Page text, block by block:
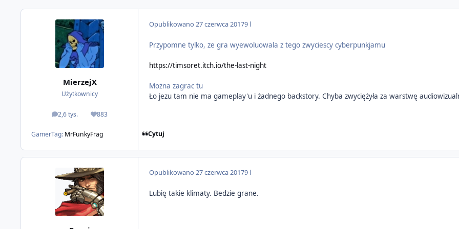
MierzejX
Użytkownicy
2,6 tys.
odpowiedzi883
Reputacja
GamerTag: MrFunkyFrag
Opublikowano27 czerwca 20179 l
Przypomne tylko, ze gra wyewoluowala z tego zwyciescy cyberpunkjamu
https://timsoret.itch.io/the-last-night
Można zagrac tu
Ło jezu tam nie ma gameplay'u i żadnego backstory. Chyba zwyciężyła za warstwę
Cytuj
Opublikowano27 czerwca 20179 l
Lubię takie klimaty. Bedzie grane.